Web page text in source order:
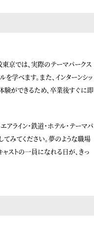
東京では、実際のテーマパークス
学べます。また、インターンシッ
験ができるため、卒業後すぐに即
ライン・鉄道・ホテル・テーマパ
みてください。夢のような職場
ストの一員になれる日が、きっ